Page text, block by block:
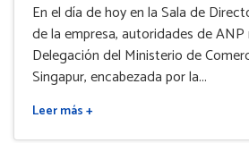
En el día de hoy en la Sala de
de la empresa, autoridades de ANP
Delegación del Ministerio de
Singapur, encabezada por la...
Leer más +